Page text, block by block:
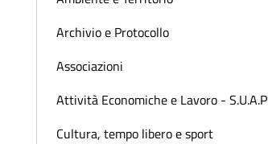
Archivio e Protocollo
Associazioni
Attività Economiche e Lavoro - S.U.A.P
Cultura, tempo libero e sport